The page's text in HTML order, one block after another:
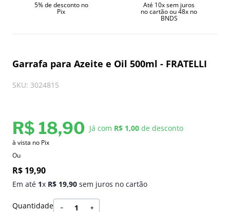
5% de desconto no
Pix
Até 10x sem juros
no cartão ou 48x no
BNDS
Garrafa para Azeite e Oil 500ml - FRATELLI
SKU: 3024815
R$ 18,90 Já com R$ 1,00 de desconto
à vista no Pix
Ou
R$ 19,90
Em até 1x R$ 19,90 sem juros no cartão
Quantidade ＋
－